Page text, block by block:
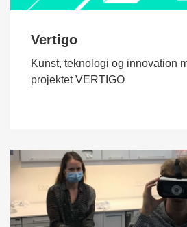
Vertigo
Kunst, teknologi og innovation
projektet VERTIGO